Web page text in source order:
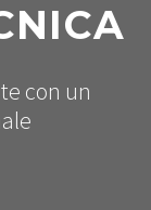
con un